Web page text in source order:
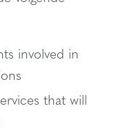
involved in
that will